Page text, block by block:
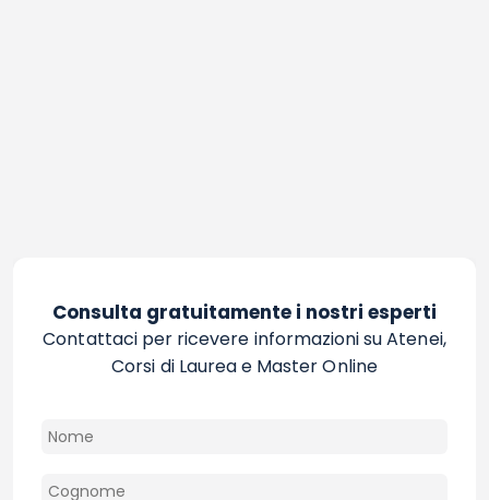
Consulta gratuitamente i nostri esperti
Contattaci per ricevere informazioni su Atenei,
Corsi di Laurea e Master Online